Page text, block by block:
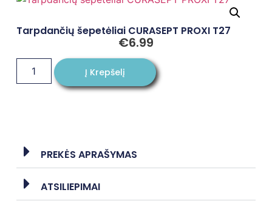
Tarpdančių šepetėliai CURASEPT PROXI T27
€6.99
PREKĖS APRAŠYMAS
ATSILIEPIMAI
Į Krepšelį